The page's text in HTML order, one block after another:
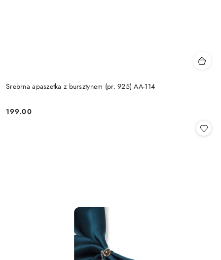
Srebrna apaszetka z bursztynem (pr. 925) AA-114
Cena:
199.00